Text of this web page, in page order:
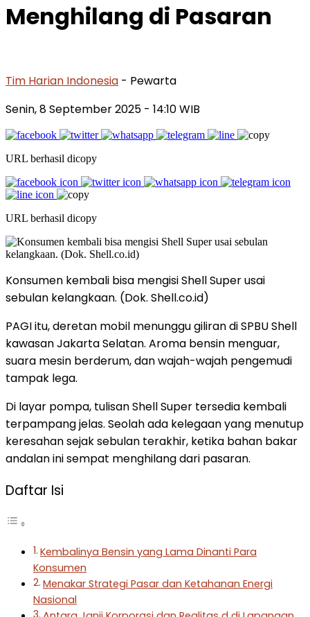
Menghilang di Pasaran
Tim Harian Indonesia - Pewarta
Senin, 8 September 2025 - 14:10 WIB
URL berhasil dicopy
URL berhasil dicopy
Konsumen kembali bisa mengisi Shell Super usai
sebulan kelangkaan. (Dok. Shell.co.id)
PAGI itu, deretan mobil menunggu giliran di SPBU Shell
kawasan Jakarta Selatan. Aroma bensin menguar,
suara mesin berderum, dan wajah-wajah pengemudi
tampak lega.
Di layar pompa, tulisan Shell Super tersedia kembali
terpampang jelas. Seolah ada kelegaan yang menutup
keresahan sejak sebulan terakhir, ketika bahan bakar
andalan ini sempat menghilang dari pasaran.
Daftar Isi
Kembalinya Bensin yang Lama Dinanti Para
Konsumen
Menakar Strategi Pasar dan Ketahanan Energi
Nasional